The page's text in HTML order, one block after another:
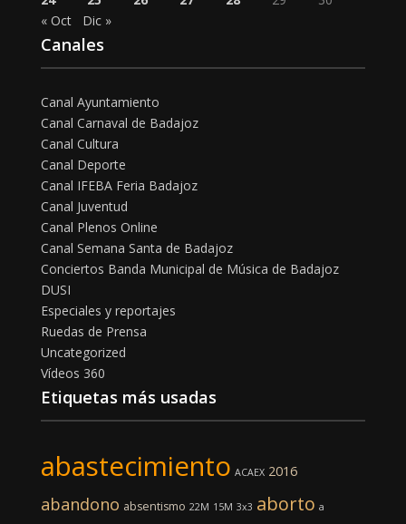
« Oct
Dic »
Canales
Canal Ayuntamiento
Canal Carnaval de Badajoz
Canal Cultura
Canal Deporte
Canal IFEBA Feria Badajoz
Canal Juventud
Canal Plenos Online
Canal Semana Santa de Badajoz
Conciertos Banda Municipal de Música de Badajoz
DUSI
Especiales y reportajes
Ruedas de Prensa
Uncategorized
Vídeos 360
Etiquetas más usadas
abastecimiento ACAEX 2016
abandono absentismo 22M 15M 3x3 aborto a